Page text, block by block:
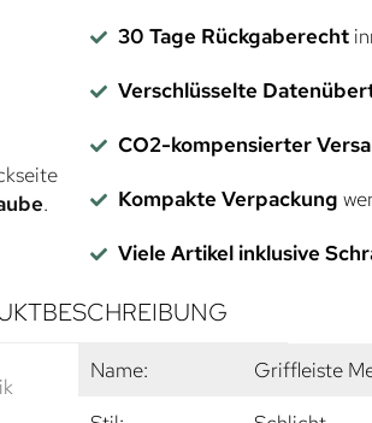
.
30 Tage Rückgaberecht
Verschlüsselte
CO2-kompensierter
Kompakte Verpackung
Viele Artikel inklusive
Name:
Griffleiste